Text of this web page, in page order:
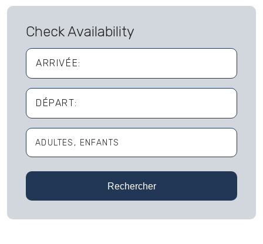
Check Availability
ARRIVÉE:
DÉPART:
ADULTES ENFANTS
Rechercher